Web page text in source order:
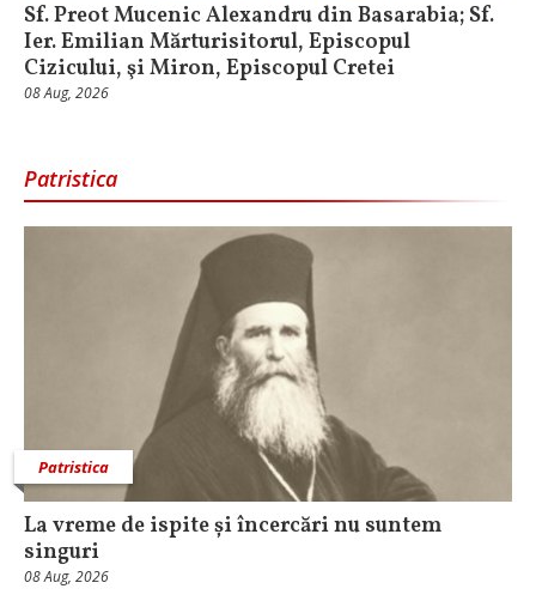
Sf. Preot Mucenic Alexandru din Basarabia; Sf.
Ier. Emilian Mărturisitorul, Episcopul
Cizicului, şi Miron, Episcopul Cretei
08 Aug, 2026
Patristica
Patristica
La vreme de ispite și încercări nu suntem
singuri
08 Aug, 2026